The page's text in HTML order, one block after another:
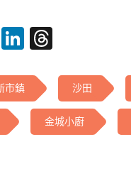
LineLinkedIn
市鎮 沙田
金城小廚